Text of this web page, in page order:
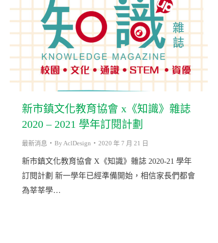
新市鎮文化教育協會 x《知識》雜誌
2020 – 2021 學年訂閱計劃
最新消息 By AclDesign 2020 年 7 月 21 日
新市鎮文化教育協會 X《知識》雜誌 2020-21 學年
訂閱計劃 新一學年已經準備開始，相信家長們都會
為莘莘學…